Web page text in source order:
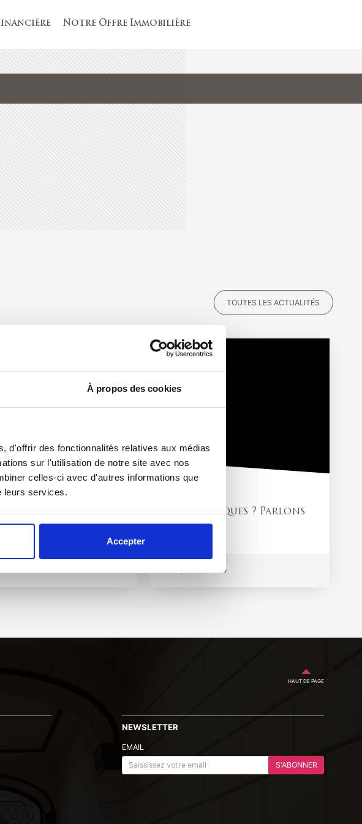
À propos des cookies
d'offrir des fonctionnalités relatives aux médias
sur l'utilisation de notre site avec nos
celles-ci avec d'autres informations que
leurs services.
Accepter
Notre Offre Immobilière
TOUTES LES ACTUALITÉS
à une
spécialisée via
WEBTV
AMF : Arnaques ? Parlons
en
24 septembre 2019
HAUT DE PAGE
NEWSLETTER
EMAIL
S'ABONNER